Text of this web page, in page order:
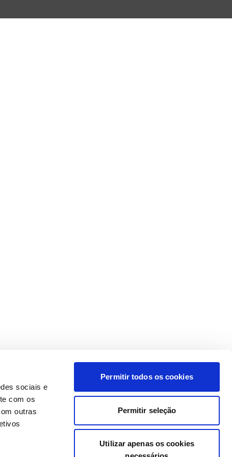
sociais e
com os
outras
Permitir todos os cookies
Permitir seleção
Utilizar apenas os cookies